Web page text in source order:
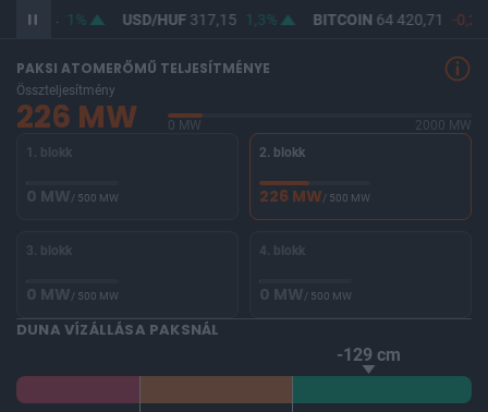
365,34 1% USD/HUF317,15 1,3% BITCOIN64 420,71 -
PAKSI ATOMERŐMŰ TELJESÍTMÉNYE
Összteljesítmény
226 MW 0 MW
2000 MW
1. blokk
0 MW/ 500 MW
2. blokk
226 MW/ 500 MW
3. blokk
0 MW/ 500 MW
4. blokk
0 MW/ 500 MW
DUNA VÍZÁLLÁSA PAKSNÁL
-129 cm